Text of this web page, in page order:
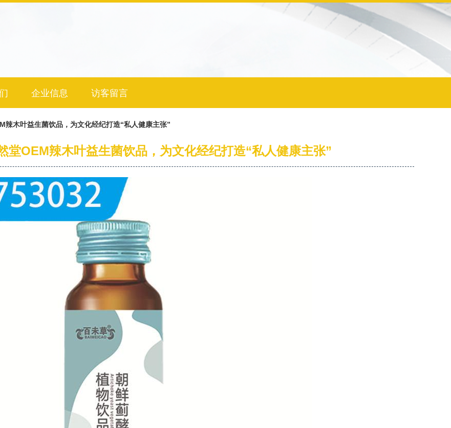
企业信息 访客留言
辣木叶益生菌饮品，为文化经纪打造“私人健康主张”
堂OEM辣木叶益生菌饮品，为文化经纪打造“私人健康主张”